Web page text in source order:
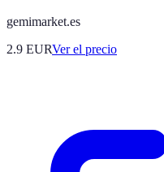
gemimarket.es
2.9 EURVer el precio